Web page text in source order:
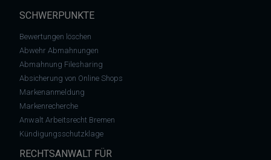
SCHWERPUNKTE
Bewertungen löschen
Abwehr Abmahnungen
Abmahnung Filesharing
Absicherung von Online Shops
Markenanmeldung
Markenrecherche
Anwalt Arbeitsrecht Bremen
Kündigungsschutzklage
RECHTSANWALT FÜR